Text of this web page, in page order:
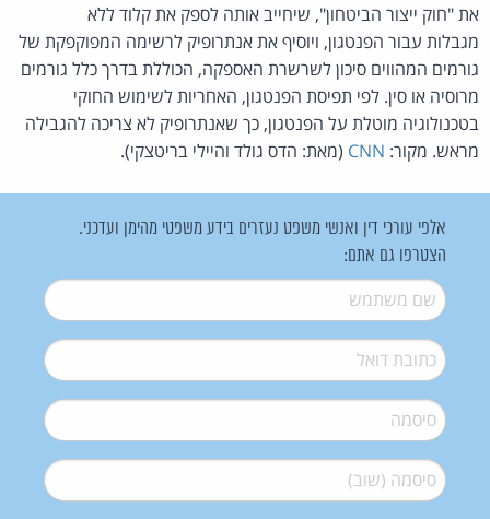
את "חוק ייצור הביטחון", שיחייב אותה לספק את קלוד ללא
מגבלות עבור הפנטגון, ויוסיף את אנתרופיק לרשימה המפוקפקת של
גורמים המהווים סיכון לשרשרת האספקה, הכוללת בדרך כלל גורמים
מרוסיה או סין. לפי תפיסת הפנטגון, האחריות לשימוש החוקי
בטכנולוגיה מוטלת על הפנטגון, כך שאנתרופיק לא צריכה להגבילה
מראש. מקור: CNN (מאת: הדס גולד והיילי בריטצקי).
אלפי עורכי דין ואנשי משפט נעזרים בידע משפטי מהימן ועדכני.
הצטרפו גם אתם:
שם משתמש*
דואל*
סיסמה*
סיסמה (שוב)*